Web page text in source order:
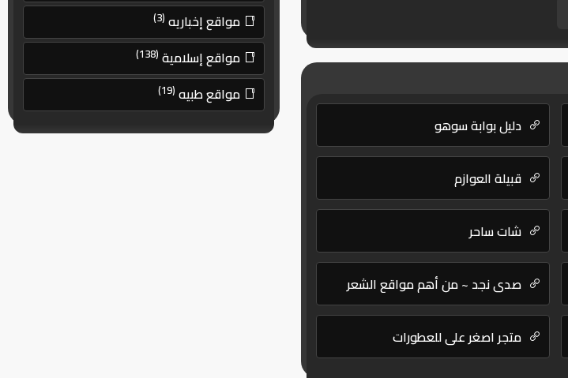
دليل بوابة سوهو
قبيلة العوازم
شات ساحر
صدى نجد ~ من أهم مواقع الشعر
متجر اصغر علي للعطورات
مواقع إخباريه (3)
مواقع إسلامية (138)
مواقع طبيه (19)